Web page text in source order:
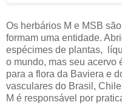
Os herbários M e MSB
formam uma entidade.
espécimes de plantas,
o mundo, mas seu acervo
para a flora da Baviera e
vasculares do Brasil,
M é responsável por